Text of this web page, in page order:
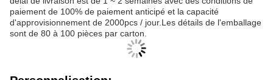
paiement de 100% de paiement anticipé et la capacité
d'approvisionnement de 2000pcs / jour.Les détails de l'emballage
sont de 80 à 100 pièces par carton.